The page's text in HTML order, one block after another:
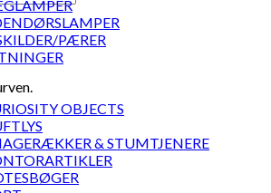
PÆRER
OBJECTS
& STUMTJENERE